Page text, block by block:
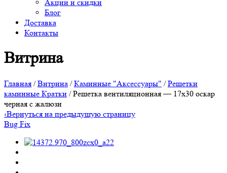
Акции и скидки
Блог
Доставка
Контакты
Витрина
Главная /Витрина /Каминные "Аксессуары" /Решетки
каминные Кратки / Решетка вентиляционная — 17х30 оскар
черная с жалюзи
‹Вернуться на предыдущую страницу
Bug Fix